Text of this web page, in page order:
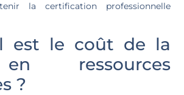
la certification professionnelle
est le coût de la
ressources
?